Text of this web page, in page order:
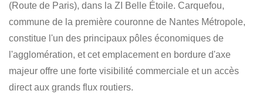
(Route de Paris), dans la ZI Belle Étoile. Carquefou,
commune de la première couronne de Nantes Métropole,
constitue l'un des principaux pôles économiques de
l'agglomération, et cet emplacement en bordure d'axe
majeur offre une forte visibilité commerciale et un accès
direct aux grands flux routiers.